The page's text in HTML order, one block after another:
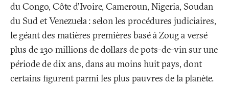
du Congo, Côte d'Ivoire, Cameroun, Nigeria, Soudan
du Sud et Venezuela: selon les procédures judiciaires,
le géant des matières premières basé à Zoug a versé
plus de 130 millions de dollars de pots-de-vin sur une
période de dix ans, dans au moins huit pays, dont
certains figurent parmi les plus pauvres de la planète.